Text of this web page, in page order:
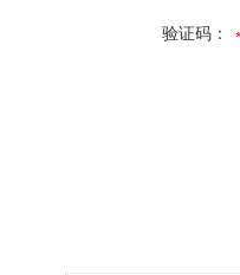
验证码：